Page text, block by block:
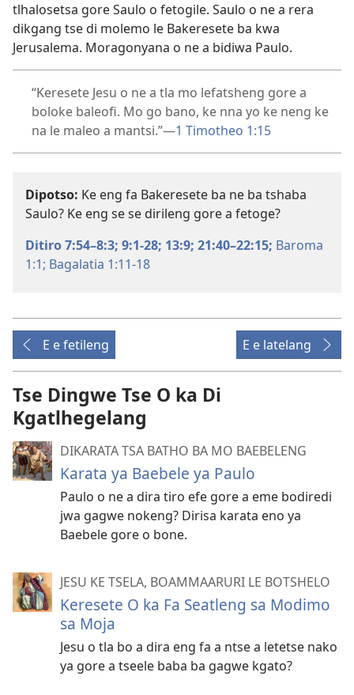
tlhalosetsa gore Saulo o fetogile. Saulo o ne a rera
dikgang tse di molemo le Bakeresete ba kwa
Jerusalema. Moragonyana o ne a bidiwa Paulo.
“Keresete Jesu o ne a tla mo lefatsheng gore a
boloke baleofi. Mo go bano, ke nna yo ke neng ke
na le maleo a mantsi.”​—1 Timotheo 1:15
Dipotso: Ke eng fa Bakeresete ba ne ba tshaba
Saulo? Ke eng se se dirileng gore a fetoge?
Ditiro 7:54–8:3; 9:1-28; 13:9; 21:40–22:15; Baroma
1:1; Bagalatia 1:11-18
E e fetileng E e latelang
Tse Dingwe Tse O ka Di
Kgatlhegelang
DIKARATA TSA BATHO BA MO BAEBELENG
Karata ya Baebele ya Paulo
Paulo o ne a dira tiro efe gore a eme bodiredi
jwa gagwe nokeng? Dirisa karata eno ya
Baebele gore o bone.
JESU KE TSELA, BOAMMAARURI LE BOTSHELO
Keresete O ka Fa Seatleng sa Modimo
sa Moja
Jesu o tla bo a dira eng fa a ntse a letetse nako
ya gore a tseele baba ba gagwe kgato?